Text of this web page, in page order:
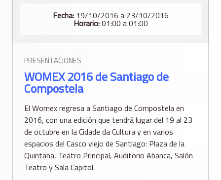
Fecha:19/10/2016 a 23/10/2016
Horario:01:00 a 01:00
PRESENTACIONES
WOMEX 2016 de Santiago de
Compostela
El Womex regresa a Santiago de Compostela en
2016, con una edición que tendrá lugar del 19 al 23
de octubre en la Cidade da Cultura y en varios
espacios del Casco viejo de Santiago: Plaza de la
Quintana, Teatro Principal, Auditorio Abanca, Salón
Teatro y Sala Capitol.